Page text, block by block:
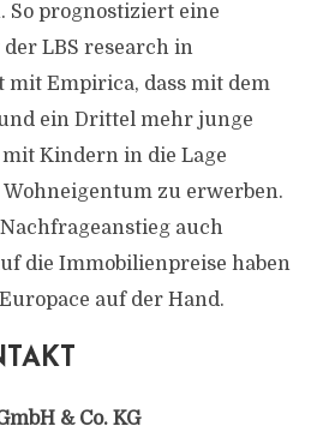
So prognostiziert eine
LBS research in
mit Empirica, dass mit dem
ein Drittel mehr junge
Kindern in die Lage
zu erwerben.
auch
die Immobilienpreise haben
auf der Hand.
& Co. KG